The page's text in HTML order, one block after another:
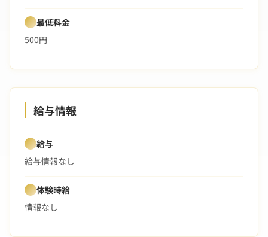
最低料金
500円
給与情報
給与
給与情報なし
体験時給
情報なし